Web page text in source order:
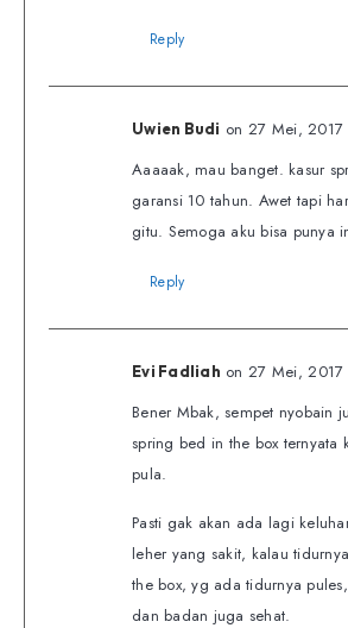
Reply
Uwien Budi on 27 Mei, 2017
Aaaaak, mau banget. kasur
garansi 10 tahun. Awet tapi
gitu. Semoga aku bisa punya
Reply
Evi Fadliah on 27 Mei, 2017
Bener Mbak, sempet nyobain
spring bed in the box ternyata
pula.
Pasti gak akan ada lagi
leher yang sakit, kalau
the box, yg ada tidurnya
dan badan juga sehat.